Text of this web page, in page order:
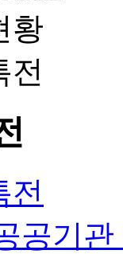
황
전
전
공기관